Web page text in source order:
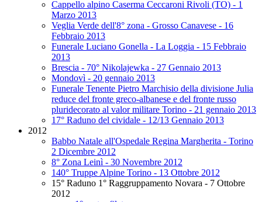
Cappello alpino Caserma Ceccaroni Rivoli (TO) - 1
Marzo 2013
Veglia Verde dell'8° zona - Grosso Canavese - 16
Febbraio 2013
Funerale Luciano Gonella - La Loggia - 15 Febbraio
2013
Brescia - 70° Nikolajewka - 27 Gennaio 2013
Mondovì - 20 gennaio 2013
Funerale Tenente Pietro Marchisio della divisione Julia
reduce del fronte greco-albanese e del fronte russo
pluridecorato al valor militare Torino - 21 gennaio 2013
17° Raduno del cividale - 12/13 Gennaio 2013
2012
Babbo Natale all'Ospedale Regina Margherita - Torino
2 Dicembre 2012
8° Zona Leinì - 30 Novembre 2012
140° Truppe Alpine Torino - 13 Ottobre 2012
15° Raduno 1° Raggruppamento Novara - 7 Ottobre
2012